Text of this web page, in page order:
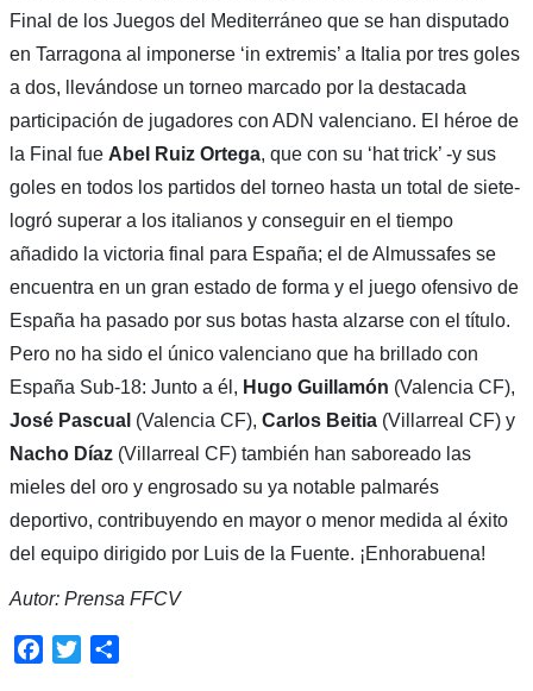
Final de los Juegos del Mediterráneo que se han disputado
en Tarragona al imponerse ‘in extremis’ a Italia por tres goles
a dos, llevándose un torneo marcado por la destacada
participación de jugadores con ADN valenciano. El héroe de
la Final fue Abel Ruiz Ortega, que con su ‘hat trick’ -y sus
goles en todos los partidos del torneo hasta un total de siete-
logró superar a los italianos y conseguir en el tiempo
añadido la victoria final para España; el de Almussafes se
encuentra en un gran estado de forma y el juego ofensivo de
España ha pasado por sus botas hasta alzarse con el título.
Pero no ha sido el único valenciano que ha brillado con
España Sub-18: Junto a él, Hugo Guillamón (Valencia CF),
José Pascual (Valencia CF), Carlos Beitia (Villarreal CF) y
Nacho Díaz (Villarreal CF) también han saboreado las
mieles del oro y engrosado su ya notable palmarés
deportivo, contribuyendo en mayor o menor medida al éxito
del equipo dirigido por Luis de la Fuente. ¡Enhorabuena!
Autor: Prensa FFCV
Facebook
Twitter